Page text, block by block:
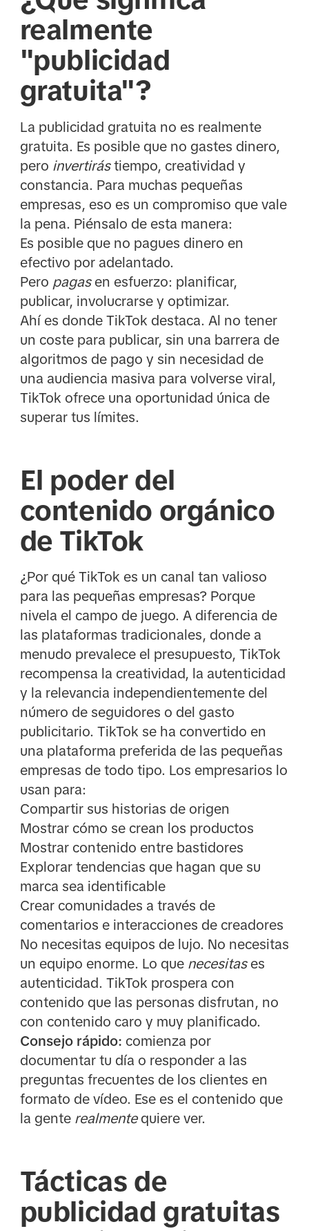
realmente
"publicidad
gratuita"?
La publicidad gratuita no es realmente
gratuita. Es posible que no gastes dinero,
pero invertirástiempo, creatividad y
constancia. Para muchas pequeñas
empresas, eso es un compromiso que vale
la pena. Piénsalo de esta manera:
Es posible que no pagues dinero en
efectivo por adelantado.
Pero pagasen esfuerzo: planificar,
publicar, involucrarse y optimizar.
Ahí es donde TikTok destaca. Al no tener
un coste para publicar, sin una barrera de
algoritmos de pago y sin necesidad de
una audiencia masiva para volverse viral,
TikTok ofrece una oportunidad única de
superar tus límites.
El poder del
contenido orgánico
de TikTok
¿Por qué TikTok es un canal tan valioso
para las pequeñas empresas? Porque
nivela el campo de juego. A diferencia de
las plataformas tradicionales, donde a
menudo prevalece el presupuesto, TikTok
recompensa la creatividad, la autenticidad
y la relevancia independientemente del
número de seguidores o del gasto
publicitario. TikTok se ha convertido en
una plataforma preferida de las pequeñas
empresas de todo tipo. Los empresarios lo
usan para:
Compartir sus historias de origen
Mostrar cómo se crean los productos
Mostrar contenido entre bastidores
Explorar tendencias que hagan que su
marca sea identificable
Crear comunidades a través de
comentarios e interacciones de creadores
No necesitas equipos de lujo. No necesitas
un equipo enorme. Lo que necesitases
autenticidad. TikTok prospera con
contenido que las personas disfrutan, no
con contenido caro y muy planificado.
Consejo rápido: comienza por
documentar tu día o responder a las
preguntas frecuentes de los clientes en
formato de vídeo. Ese es el contenido que
la gente realmentequiere ver.
Tácticas de
publicidad gratuitas